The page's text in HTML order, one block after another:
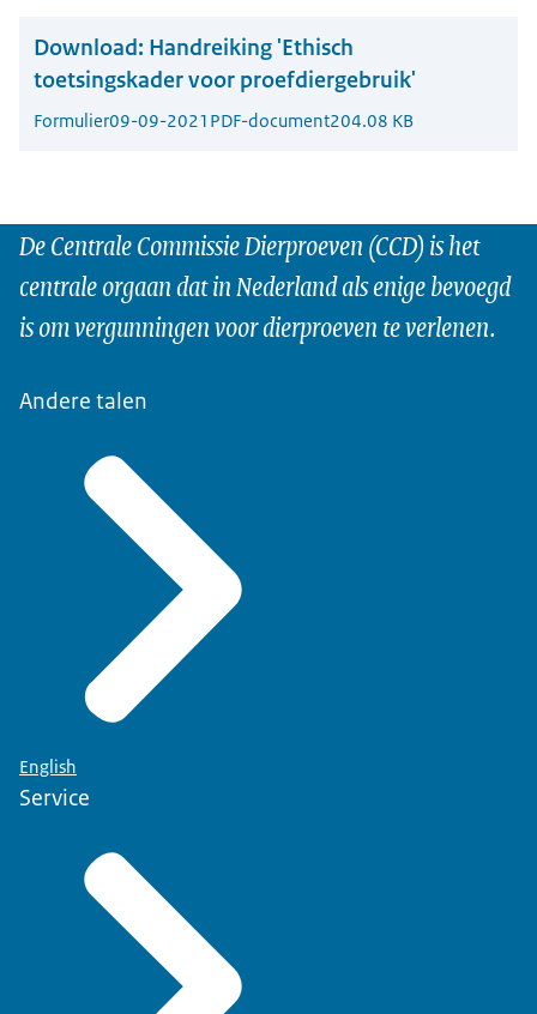
Download: Handreiking 'Ethisch
toetsingskader voor proefdiergebruik'
Formulier09-09-2021 PDF-document204.08 KB
De Centrale Commissie Dierproeven (CCD) is het
centrale orgaan dat in Nederland als enige bevoegd
is om vergunningen voor dierproeven te verlenen.
Andere talen
English
Service